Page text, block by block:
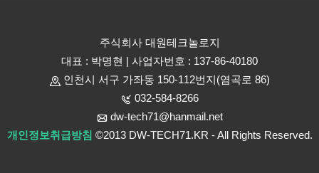
주식회사 대원테크놀로지
대표 : 박명현 | 사업자번호 : 137-86-40180
인천시 서구 가좌동 150-112번지(염곡로 86)
032-584-8266
dw-tech71@hanmail.net
개인정보취급방침 ©2013 DW-TECH71.KR - All Rights Reserved.